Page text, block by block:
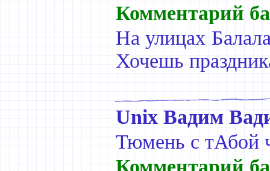
Комментарий
На улицах
Хочешь
Unix Вадим
Тюмень с тАбой
Комментарий